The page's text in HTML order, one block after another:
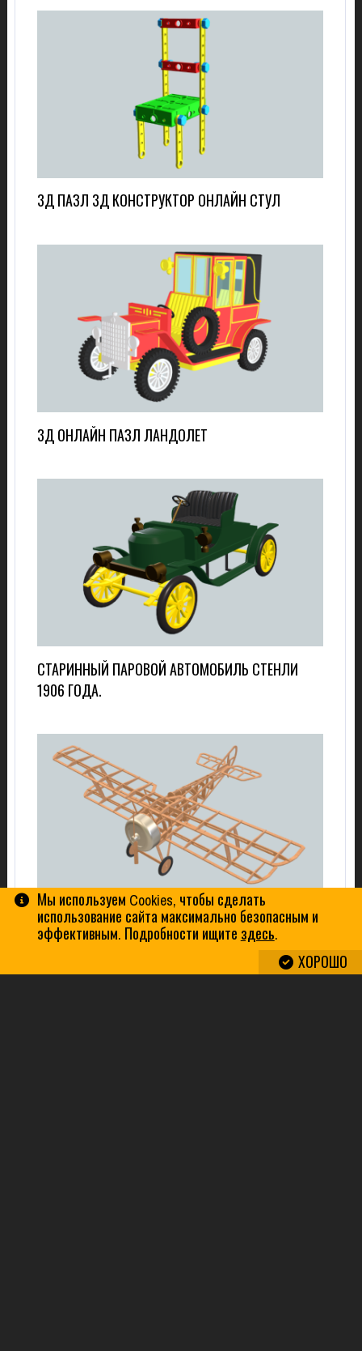
3Д ПАЗЛ 3Д КОНСТРУКТОР ОНЛАЙН СТУЛ
3Д ОНЛАЙН ПАЗЛ ЛАНДОЛЕТ
СТАРИННЫЙ ПАРОВОЙ АВТОМОБИЛЬ СТЕНЛИ
1906 ГОДА.
3Д ДЖИГСО ОНЛАЙН ПАЗЛ САМОЛЕТ-БИПЛАН
ВРЕМЁН 1 МИРОВОЙ ВОЙНЫ
Мы используем Cookies, чтобы сделать
использование сайта максимально безопасным и
эффективным. Подробности ищите здесь.
ХОРОШО